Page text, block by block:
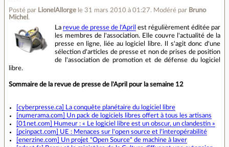
Posté par LionelAllorge le 31 mars 2010 à 01:27. Modéré par Bruno
Michel .
La revue de presse de l'April est régulièrement éditée par
les membres de l'association. Elle couvre l'actualité de la
presse en ligne, liée au logiciel libre. Il s'agit donc d'une
sélection d'articles de presse et non de prises de position
de l'association de promotion et de défense du logiciel
libre.
Sommaire de la revue de presse de l'April pour la semaine 12
[cyberpresse.ca] La conquête planétaire du logiciel libre
[numerama.com] Un pack de logiciels libres offert à tous les artisans
[01net.com] Humeur : « Le logiciel libre est un obscur, un clandestin »
[pcinpact.com] UE : Menaces sur l'open source et l'interopérabilité
[enerzine.com] Un projet "Open Source" de machine à laver